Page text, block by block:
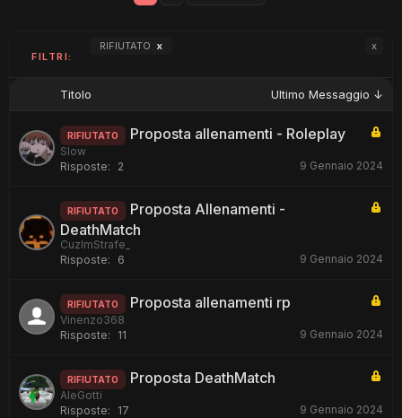
FILTRI:
RIFIUTATO x x
Titolo Ultimo Messaggio ↓
RIFIUTATO Proposta allenamenti - Roleplay
Slow
Risposte:
2 9 Gennaio 2024
RIFIUTATO
Proposta Allenamenti -
DeathMatch
CuzImStrafe_
Risposte:
6 9 Gennaio 2024
RIFIUTATO Proposta allenamenti rp
Vinenzo368
Risposte:
11 9 Gennaio 2024
RIFIUTATO Proposta DeathMatch
AleGotti
Risposte:
17 9 Gennaio 2024